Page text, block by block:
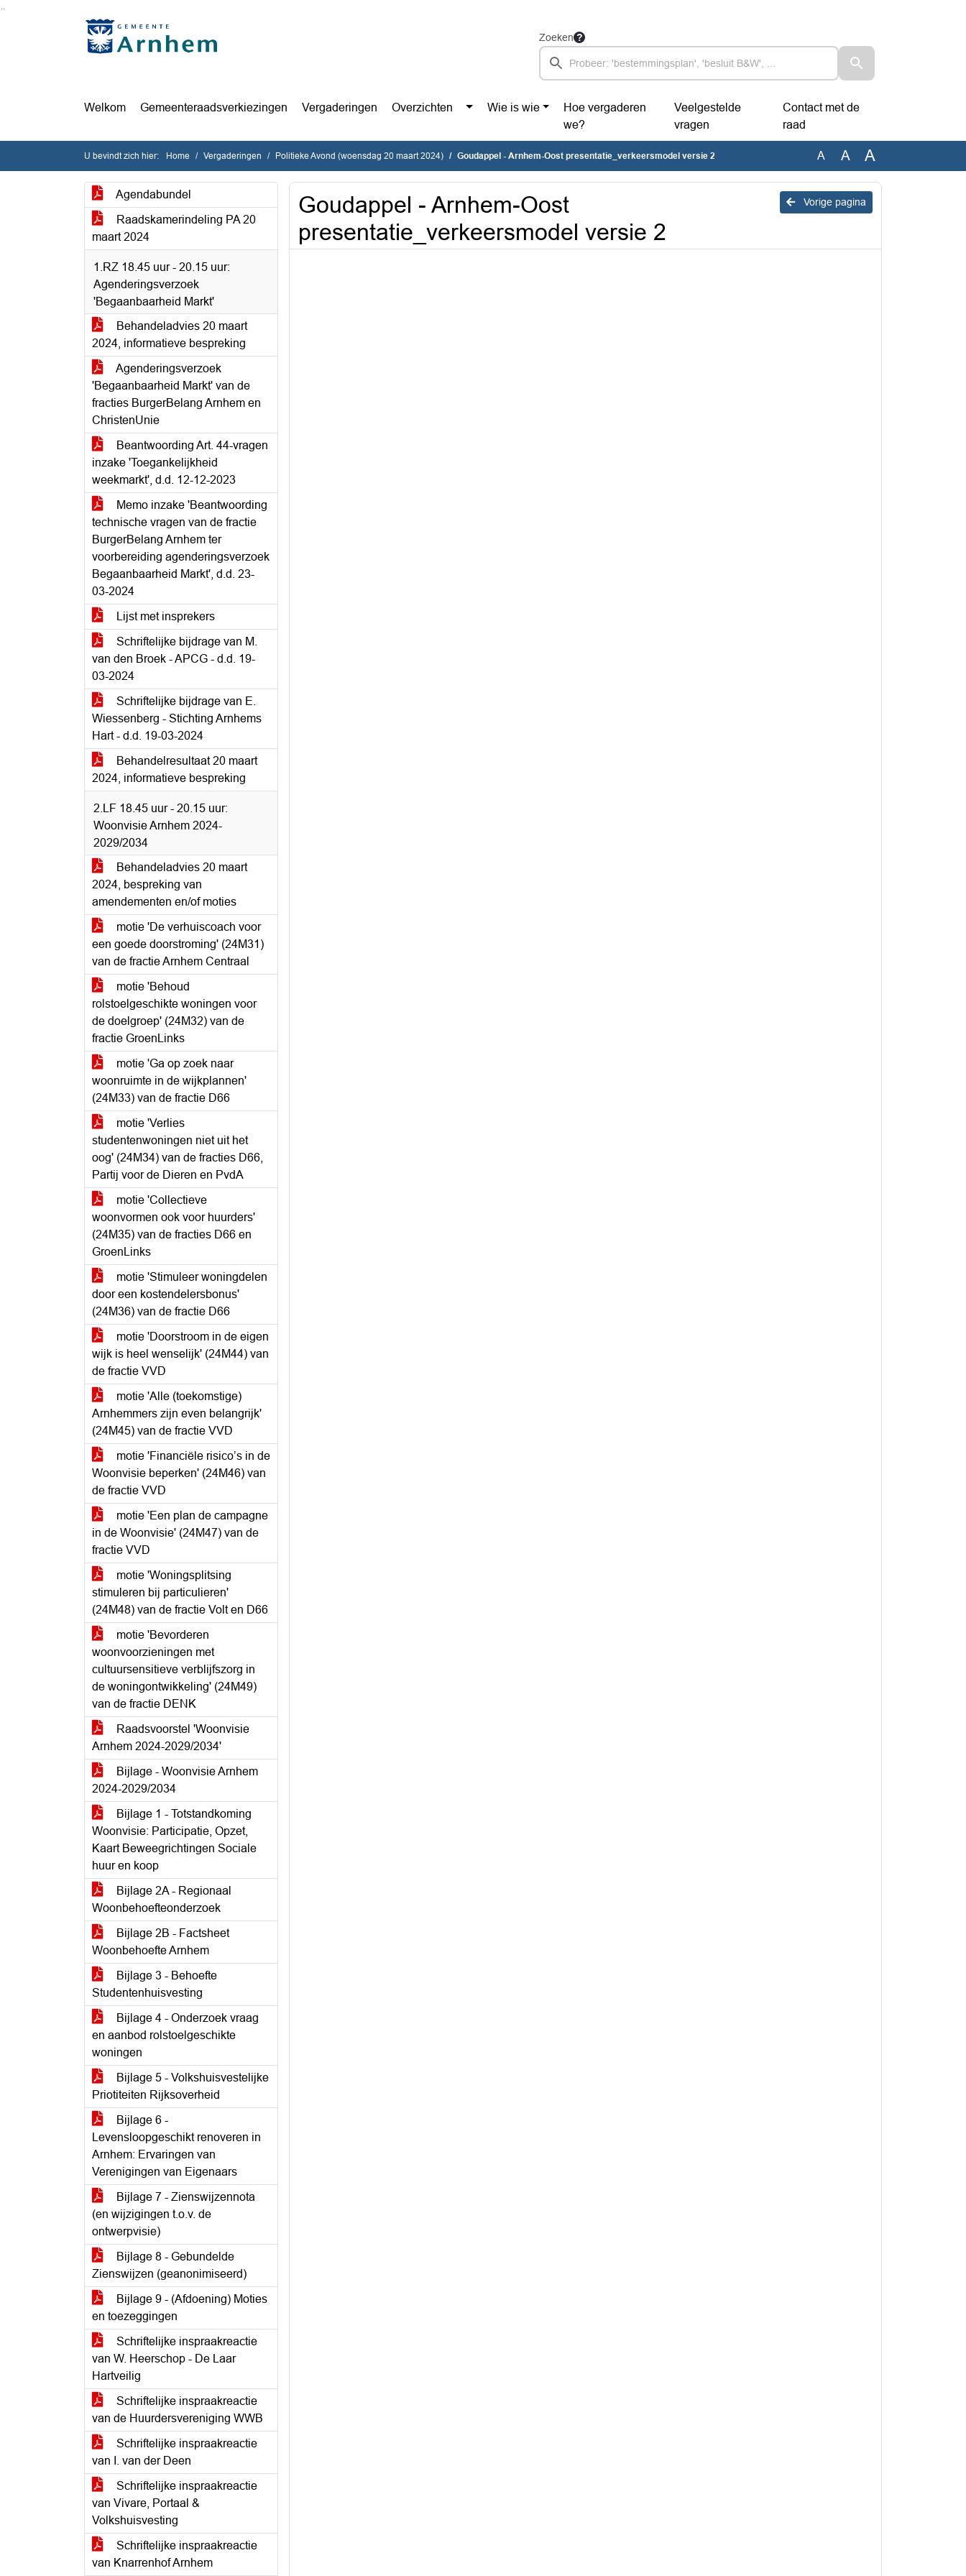
Ga naar de inhoud van deze pagina
Ga naar het zoeken
Ga naar het menu
Zoeken
Welkom Gemeenteraadsverkiezingen Vergaderingen Overzichten Wie is wie
Hoe vergaderen
we?
Veelgestelde
vragen
Contact met de
raad
U bevindt zich hier: Home Vergaderingen Politieke Avond (woensdag 20 maart 2024) Goudappel - Arnhem-Oost presentatie_verkeersmodel versie 2 A A A
Agendabundel
Raadskamerindeling PA 20
maart 2024
1.RZ 18.45 uur - 20.15 uur:
Agenderingsverzoek
'Begaanbaarheid Markt'
Behandeladvies 20 maart
2024, informatieve bespreking
Agenderingsverzoek
'Begaanbaarheid Markt' van de
fracties BurgerBelang Arnhem en
ChristenUnie
Beantwoording Art. 44-vragen
inzake 'Toegankelijkheid
weekmarkt', d.d. 12-12-2023
Memo inzake 'Beantwoording
technische vragen van de fractie
BurgerBelang Arnhem ter
voorbereiding agenderingsverzoek
Begaanbaarheid Markt', d.d. 23-
03-2024
Lijst met insprekers
Schriftelijke bijdrage van M.
van den Broek - APCG - d.d. 19-
03-2024
Schriftelijke bijdrage van E.
Wiessenberg - Stichting Arnhems
Hart - d.d. 19-03-2024
Behandelresultaat 20 maart
2024, informatieve bespreking
2.LF 18.45 uur - 20.15 uur:
Woonvisie Arnhem 2024-
2029/2034
Behandeladvies 20 maart
2024, bespreking van
amendementen en/of moties
motie 'De verhuiscoach voor
een goede doorstroming' (24M31)
van de fractie Arnhem Centraal
motie 'Behoud
rolstoelgeschikte woningen voor
de doelgroep' (24M32) van de
fractie GroenLinks
motie 'Ga op zoek naar
woonruimte in de wijkplannen'
(24M33) van de fractie D66
motie 'Verlies
studentenwoningen niet uit het
oog' (24M34) van de fracties D66,
Partij voor de Dieren en PvdA
motie 'Collectieve
woonvormen ook voor huurders'
(24M35) van de fracties D66 en
GroenLinks
motie 'Stimuleer woningdelen
door een kostendelersbonus'
(24M36) van de fractie D66
motie 'Doorstroom in de eigen
wijk is heel wenselijk' (24M44) van
de fractie VVD
motie 'Alle (toekomstige)
Arnhemmers zijn even belangrijk'
(24M45) van de fractie VVD
motie 'Financiële risico’s in de
Woonvisie beperken' (24M46) van
de fractie VVD
motie 'Een plan de campagne
in de Woonvisie' (24M47) van de
fractie VVD
motie 'Woningsplitsing
stimuleren bij particulieren'
(24M48) van de fractie Volt en D66
motie 'Bevorderen
woonvoorzieningen met
cultuursensitieve verblijfszorg in
de woningontwikkeling' (24M49)
van de fractie DENK
Raadsvoorstel 'Woonvisie
Arnhem 2024-2029/2034'
Bijlage - Woonvisie Arnhem
2024-2029/2034
Bijlage 1 - Totstandkoming
Woonvisie: Participatie, Opzet,
Kaart Beweegrichtingen Sociale
huur en koop
Bijlage 2A - Regionaal
Woonbehoefteonderzoek
Bijlage 2B - Factsheet
Woonbehoefte Arnhem
Bijlage 3 - Behoefte
Studentenhuisvesting
Bijlage 4 - Onderzoek vraag
en aanbod rolstoelgeschikte
woningen
Bijlage 5 - Volkshuisvestelijke
Priotiteiten Rijksoverheid
Bijlage 6 -
Levensloopgeschikt renoveren in
Arnhem: Ervaringen van
Verenigingen van Eigenaars
Bijlage 7 - Zienswijzennota
(en wijzigingen t.o.v. de
ontwerpvisie)
Bijlage 8 - Gebundelde
Zienswijzen (geanonimiseerd)
Bijlage 9 - (Afdoening) Moties
en toezeggingen
Schriftelijke inspraakreactie
van W. Heerschop - De Laar
Hartveilig
Schriftelijke inspraakreactie
van de Huurdersvereniging WWB
Schriftelijke inspraakreactie
van I. van der Deen
Schriftelijke inspraakreactie
van Vivare, Portaal &
Volkshuisvesting
Schriftelijke inspraakreactie
van Knarrenhof Arnhem
Vorige pagina
Goudappel - Arnhem-Oost
presentatie_verkeersmodel versie 2